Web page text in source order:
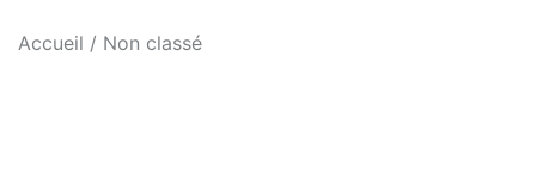
Accueil / Non classé